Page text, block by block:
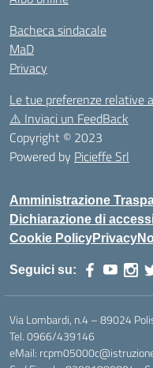
Bacheca sindacale
MaD
Privacy
Le tue preferenze relative
⚠️ Inviaci un FeedBack
Copyright © 2023
Powered by Picieffe Srl
Amministrazione
Dichiarazione di
Cookie PolicyPrivacy
Seguici su:
Via Lombardi, n.4 – 89024
Tel. 0966/439146
eMail: